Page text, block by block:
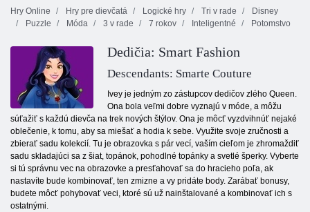
Hry Online
Hry pre dievčatá Logické hry Tri v rade
Disney
Puzzle
Móda 3 v rade 7 rokov Inteligentné Potomstvo
Dedičia: Smart Fashion
Descendants: Smarte Couture
Ivey je jedným zo zástupcov dedičov zlého Queen.
Ona bola veľmi dobre vyznajú v móde, a môžu
súťažiť s každú dievča na trek nových štýlov. Ona je môcť vyzdvihnúť nejaké
oblečenie, k tomu, aby sa miešať a hodia k sebe. Využite svoje zručnosti a
zbierať sadu kolekcií. Tu je obrazovka s pár vecí, vaším cieľom je zhromaždiť
sadu skladajúci sa z šiat, topánok, pohodlné topánky a svetlé šperky. Vyberte
si tú správnu vec na obrazovke a presťahovať sa do hracieho poľa, ak
nastavíte bude kombinovať, ten zmizne a vy pridáte body. Zarábať bonusy,
budete môcť pohybovať veci, ktoré sú už nainštalované a kombinovať ich s
ostatnými.